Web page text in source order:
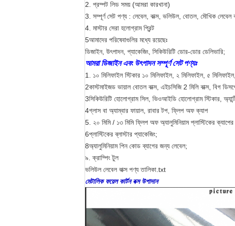
2. প্রম্পট লিড সময় (আমরা কারখানা)
3. সম্পূর্ণ সেট পণ্য : লেবেল, বাক্স, ভলিউল, বোতল, মৌখিক লেবেল
4. মাস্টার সেরা হলোগ্রাম প্রিন্ট
5আমাদের পরিষেবাগুলির মধ্যে রয়েছেঃ
ডিজাইন, উৎপাদন, প্যাকেজিং, সিকিউরিটি ডোর-ডোর ডেলিভারি;
আমরা ডিজাইন এবং উৎপাদন সম্পূর্ণ সেট পণ্যঃ
1. ১০ মিলিফাইল স্টিকার ১০ মিলিফাইল, ২ মিলিফাইল, ৫
2কাস্টমাইজড ভায়াল বোতল বাক্স, এইচসিজি 2 মিলি বাক্স, বিগ
3সিকিউরিটি হোলোগ্রাম সিল, ভিওআইডি হোলোগ্রাম স্টিকার,
4গ্লাস বা অ্যাম্বার ফায়াল, রাবার টপ, ফ্লিপ অফ ক্যাপ
5. ২০ মিমি / ১৩ মিমি ফ্লিপ অফ অ্যালুমিনিয়াম প্লাস্টিকের
6প্লাস্টিকের ব্লাস্টার প্যাকেজিং;
8অ্যালুমিনিয়াম পিন কোড ব্যাগের জন্য লেবেল;
৯. ক্রাম্পিং টুল
ভলিউল লেবেল বাক্স পণ্য তালিকা.txt
মেটালিক ফয়েল কার্টন বক্স উপাদান